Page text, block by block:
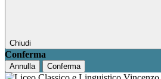
Chiudi
Conferma
Annulla Conferma